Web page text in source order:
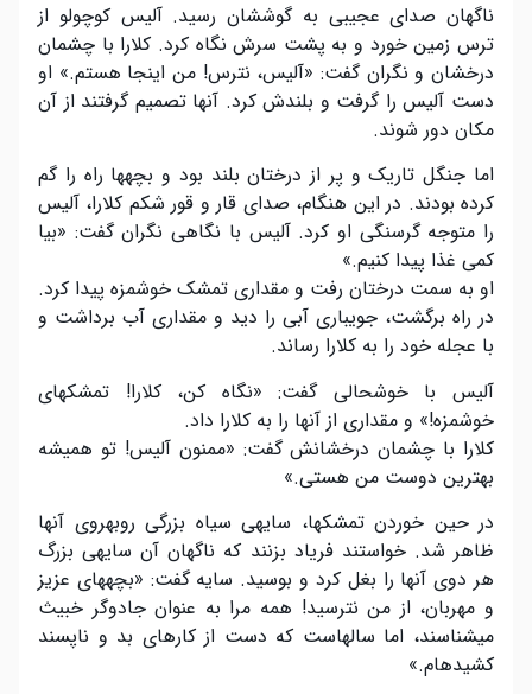
ناگهان صدای عجیبی به گوششان رسید. آلیس کوچولو از
ترس زمین خورد و به پشت سرش نگاه کرد. کلارا با چشمان
درخشان و نگران گفت: «آلیس، نترس! من اینجا هستم.» او
دست آلیس را گرفت و بلندش کرد. آنها تصمیم گرفتند از آن
مکان دور شوند.
اما جنگل تاریک و پر از درختان بلند بود و بچهها راه را گم
کرده بودند. در این هنگام، صدای قار و قور شکم کلارا، آلیس
را متوجه گرسنگی او کرد. آلیس با نگاهی نگران گفت: «بیا
کمی غذا پیدا کنیم.»
او به سمت درختان رفت و مقداری تمشک خوشمزه پیدا کرد.
در راه برگشت، جویباری آبی را دید و مقداری آب برداشت و
با عجله خود را به کلارا رساند.
آلیس با خوشحالی گفت: «نگاه کن، کلارا! تمشکهای
خوشمزه!» و مقداری از آنها را به کلارا داد.
کلارا با چشمان درخشانش گفت: «ممنون آلیس! تو همیشه
بهترین دوست من هستی.»
در حین خوردن تمشکها، سایهی سیاه بزرگی روبهروی آنها
ظاهر شد. خواستند فریاد بزنند که ناگهان آن سایهی بزرگ
هر دوی آنها را بغل کرد و بوسید. سایه گفت: «بچههای عزیز
و مهربان، از من نترسید! همه مرا به عنوان جادوگر خبیث
میشناسند، اما سالهاست که دست از کارهای بد و ناپسند
کشیدهام.»